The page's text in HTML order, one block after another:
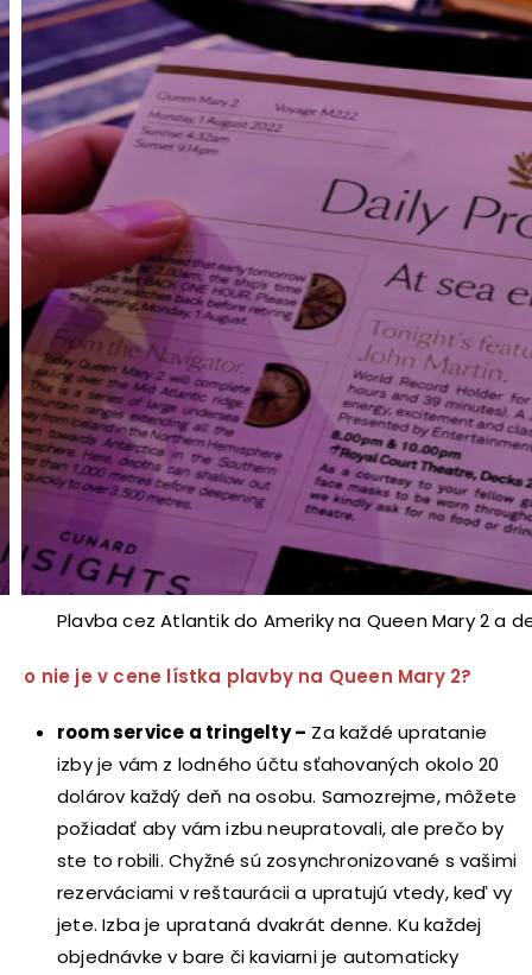
Plavba cez Atlantik do Ameriky na Queen Mary 2 a
Čo nie je v cene lístka plavby na Queen Mary 2?
room service a tringelty – Za každé upratanie
izby je vám z lodného účtu sťahovaných okolo 20
dolárov každý deň na osobu. Samozrejme, môžete
požiadať aby vám izbu neupratovali, ale prečo by
ste to robili. Chyžné sú zosynchronizované s vašimi
rezerváciami v reštaurácii a upratujú vtedy, keď vy
jete. Izba je uprataná dvakrát denne. Ku každej
objednávke v bare či kaviarni je automaticky